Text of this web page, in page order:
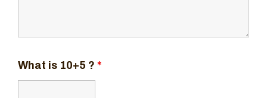
What is 10+5 ? *